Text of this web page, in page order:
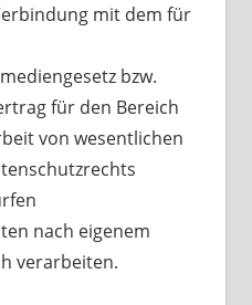
mit dem für
bzw.
für den Bereich
von wesentlichen
nach eigenem
verarbeiten.